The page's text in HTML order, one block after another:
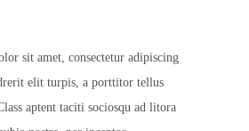
sit amet, consectetur adipiscing
elit turpis, a porttitor tellus
aptent taciti sociosqu ad litora